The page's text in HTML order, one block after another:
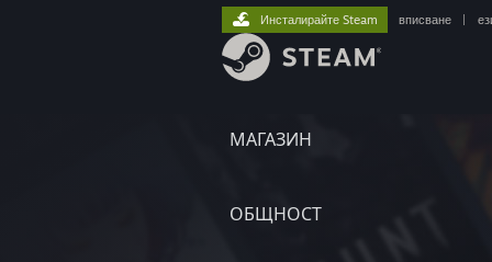
МАГАЗИН
ОБЩНОСТ
Инсталирайте Steam вписване